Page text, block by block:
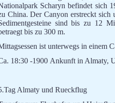
Scharyn befindet sich
China. Der Canyon erstreckt sich
sind bis zu 12
bis zu 300 m.
ist unterwegs in einem
18:30 -1900 Ankunft in Almaty,
Almaty und Rueckflug